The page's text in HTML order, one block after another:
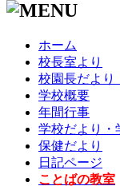
ホーム
校長室より
校園長だより
学校概要
年間行事
学校だより・
保健だより
日記ページ
ことばの教室